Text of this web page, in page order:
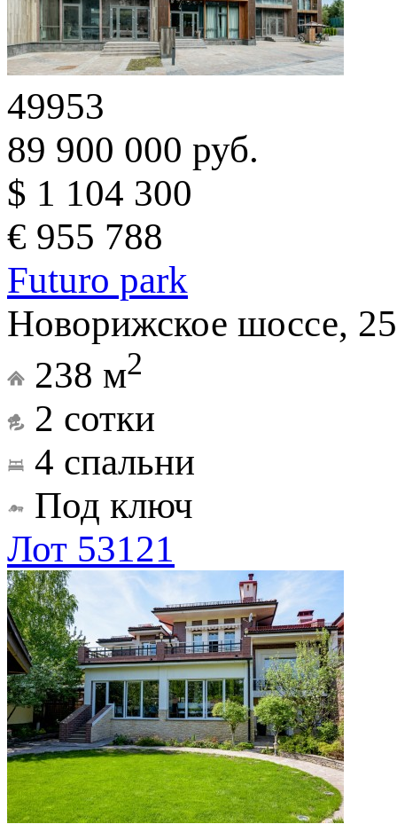
49953
89 900 000 руб.
$ 1 104 300
€ 955 788
Futuro park
Новорижское шоссе,
238 м2
2 сотки
4 спальни
Под ключ
Лот 53121